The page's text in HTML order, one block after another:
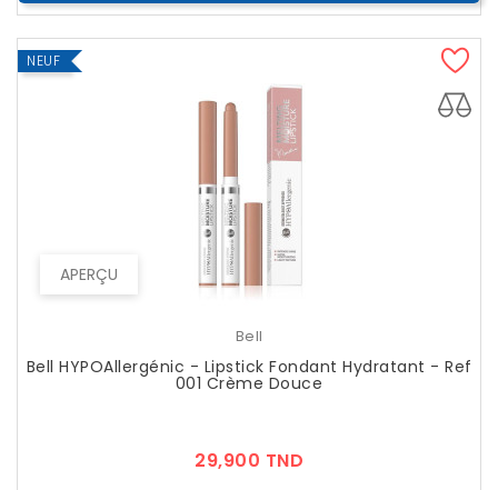
APERÇU
NEUF
Bell
Bell HYPOAllergénic - Lipstick Fondant Hydratant - Ref
001 Crème Douce
29,900 TND